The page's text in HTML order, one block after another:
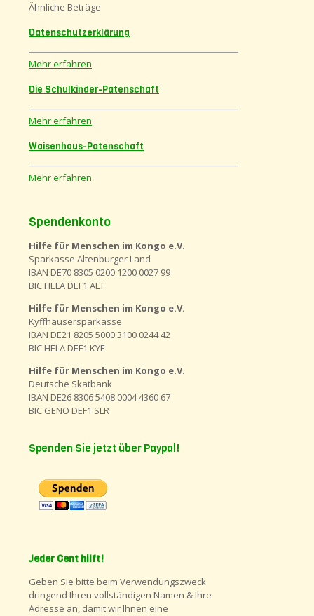
Ähnliche Beträge
Datenschutzerklärung
Mehr erfahren
Die Schulkinder-Patenschaft
Mehr erfahren
Waisenhaus-Patenschaft
Mehr erfahren
Spendenkonto
Hilfe für Menschen im Kongo e.V.
Sparkasse Altenburger Land
IBAN DE70 8305 0200 1200 0027 99
BIC HELA DEF1 ALT
Hilfe für Menschen im Kongo e.V.
Kyffhäusersparkasse
IBAN DE21 8205 5000 3100 0244 42
BIC HELA DEF1 KYF
Hilfe für Menschen im Kongo e.V.
Deutsche Skatbank
IBAN DE26 8306 5408 0004 4360 67
BIC GENO DEF1 SLR
Spenden Sie jetzt über Paypal!
Jeder Cent hilft!
Geben Sie bitte beim Verwendungszweck
dringend Ihren vollständigen Namen & Ihre
Adresse an, damit wir Ihnen eine